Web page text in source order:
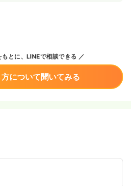
とに、LINEで相談できる
について聞いてみる